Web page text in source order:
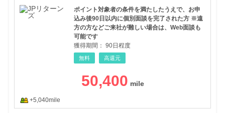
ポイント対象者の条件を満たしたうえで、お申
込み後90日以内に個別面談を完了された方 ※遠
方の方などご来社が難しい場合は、Web面談も
可能です
獲得期間： 90日程度
無料 高還元
50,400
+5,040mile